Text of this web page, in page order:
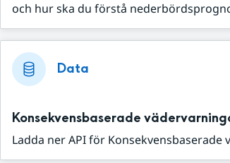
och hur ska du förstå
Data
Konsekvensbaserade
Ladda ner API för Konsekvensbaserade